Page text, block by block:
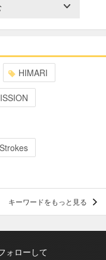
HIMARI
キーワードをもっと見る
ォローして